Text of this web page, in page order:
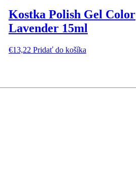
Kostka Polish Gel Color
Lavender 15ml
€13,22 Pridať do košíka